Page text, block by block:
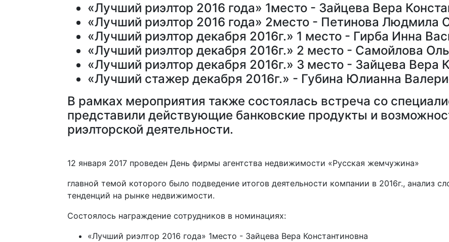
«Лучший риэлтор 2016 года» 1место - Зайцева Вера
«Лучший риэлтор 2016 года» 2место - Петинова Людмила
«Лучший риэлтор декабря 2016г.» 1 место - Гирба Инна
«Лучший риэлтор декабря 2016г.» 2 место - Самойлова
«Лучший риэлтор декабря 2016г.» 3 место - Зайцева Вера
«Лучший стажер декабря 2016г.» - Губина Юлианна
В рамках мероприятия также состоялась встреча со
представили действующие банковские продукты и
риэлторской деятельности.
12 января 2017 проведен День фирмы агентства недвижимости «Русская жемчужина»
главной темой которого было подведение итогов деятельности компании в 2016г., анализ
тенденций на рынке недвижимости.
Состоялось награждение сотрудников в номинациях:
«Лучший риэлтор 2016 года» 1место - Зайцева Вера Константиновна